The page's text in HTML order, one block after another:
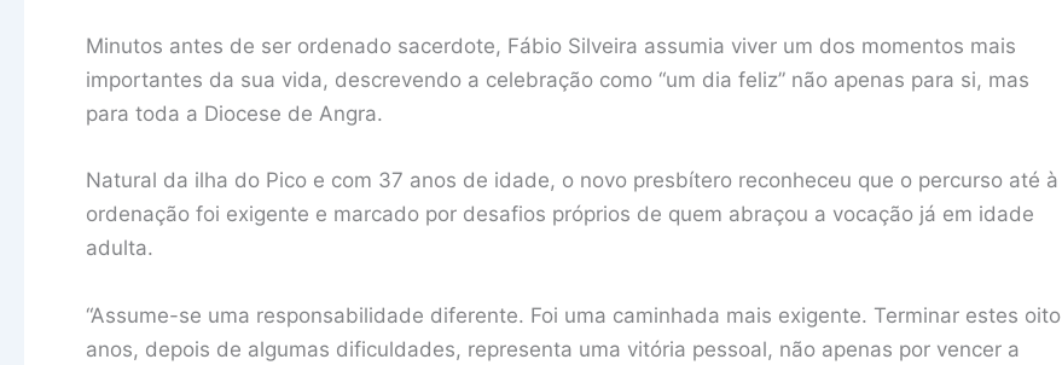
Minutos antes de ser ordenado sacerdote, Fábio Silveira assumia viver um dos momentos mais
importantes da sua vida, descrevendo a celebração como “um dia feliz” não apenas para si, mas
para toda a Diocese de Angra.
Natural da ilha do Pico e com 37 anos de idade, o novo presbítero reconheceu que o percurso até à
ordenação foi exigente e marcado por desafios próprios de quem abraçou a vocação já em idade
adulta.
“Assume-se uma responsabilidade diferente. Foi uma caminhada mais exigente. Terminar estes oito
anos, depois de algumas dificuldades, representa uma vitória pessoal, não apenas por vencer a